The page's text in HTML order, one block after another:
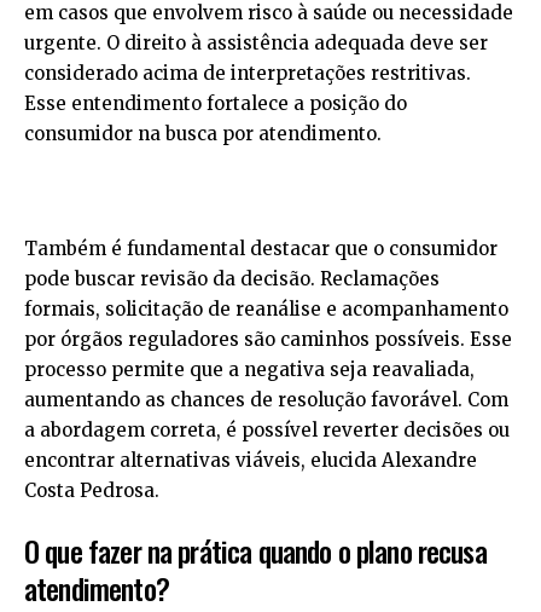
em casos que envolvem risco à saúde ou necessidade
urgente. O direito à assistência adequada deve ser
considerado acima de interpretações restritivas.
Esse entendimento fortalece a posição do
consumidor na busca por atendimento.
Também é fundamental destacar que o consumidor
pode buscar revisão da decisão. Reclamações
formais, solicitação de reanálise e acompanhamento
por órgãos reguladores são caminhos possíveis. Esse
processo permite que a negativa seja reavaliada,
aumentando as chances de resolução favorável. Com
a abordagem correta, é possível reverter decisões ou
encontrar alternativas viáveis, elucida Alexandre
Costa Pedrosa.
O que fazer na prática quando o plano recusa
atendimento?